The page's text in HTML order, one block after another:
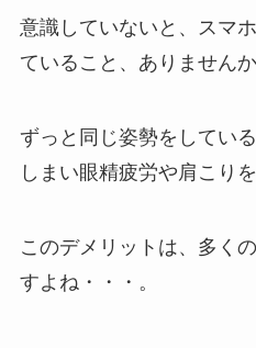
意識していないと、スマ
ていること、ありませんか
ずっと同じ姿勢をしてい
しまい眼精疲労や肩こり
このデメリットは、多く
すよね・・・。